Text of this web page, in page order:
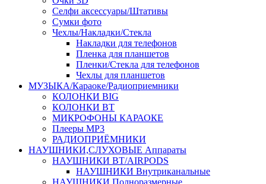
Селфи аксессуары/Штативы
Сумки фото
Чехлы/Накладки/Стекла
Накладки для телефонов
Пленка для планшетов
Пленки/Стекла для телефонов
Чехлы для планшетов
МУЗЫКА/Караоке/Радиоприемники
КОЛОНКИ BIG
КОЛОНКИ BT
МИКРОФОНЫ КАРАОКЕ
Плееры MP3
РАДИОПРИЁМНИКИ
НАУШНИКИ,СЛУХОВЫЕ Аппараты
НАУШНИКИ BT/AIRPODS
НАУШНИКИ Внутриканальные
НАУШНИКИ Полноразмерные